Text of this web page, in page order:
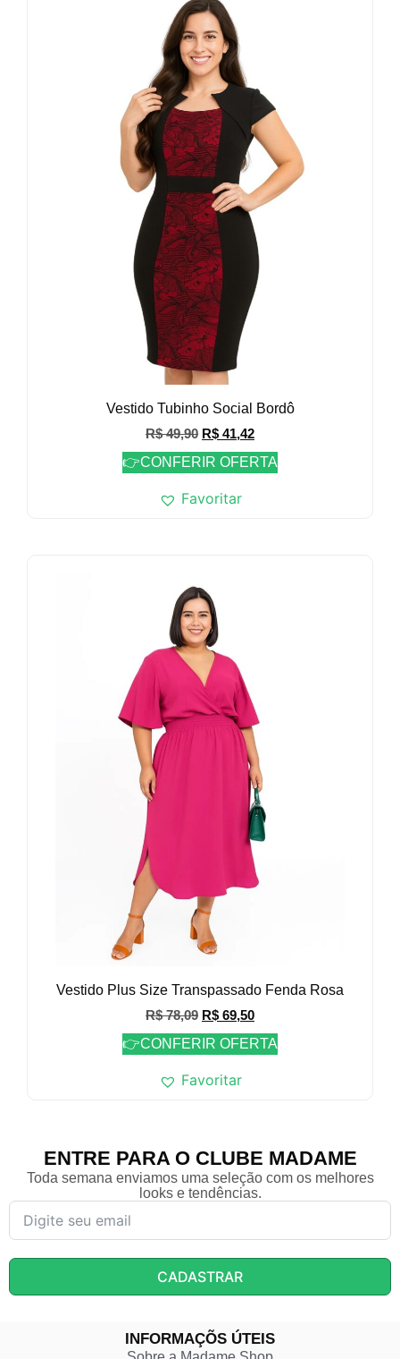
Vestido Tubinho Social Bordô
R$49,90 R$ 41,42
👉CONFERIR OFERTA
Favoritar
Vestido Plus Size Transpassado Fenda Rosa
R$78,09 R$ 69,50
👉CONFERIR OFERTA
Favoritar
ENTRE PARA O CLUBE MADAME
Toda semana enviamos uma seleção com os melhores
looks e tendências.
CADASTRAR
INFORMAÇÕS ÚTEIS